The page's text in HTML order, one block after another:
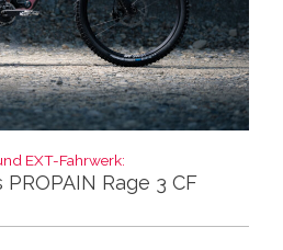
EXT-Fahrwerk:
Rage 3 CF